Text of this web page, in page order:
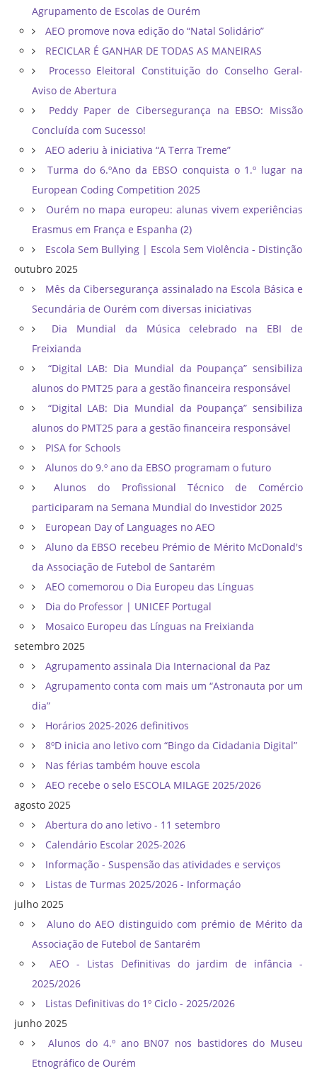
Agrupamento de Escolas de Ourém
AEO promove nova edição do “Natal Solidário”
RECICLAR É GANHAR DE TODAS AS MANEIRAS
Processo Eleitoral Constituição do Conselho Geral-
Aviso de Abertura
Peddy Paper de Cibersegurança na EBSO: Missão
Concluída com Sucesso!
AEO aderiu à iniciativa “A Terra Treme”
Turma do 6.ºAno da EBSO conquista o 1.º lugar na
European Coding Competition 2025
Ourém no mapa europeu: alunas vivem experiências
Erasmus em França e Espanha (2)
Escola Sem Bullying | Escola Sem Violência - Distinção
outubro 2025
Mês da Cibersegurança assinalado na Escola Básica e
Secundária de Ourém com diversas iniciativas
Dia Mundial da Música celebrado na EBI de
Freixianda
“Digital LAB: Dia Mundial da Poupança” sensibiliza
alunos do PMT25 para a gestão financeira responsável
“Digital LAB: Dia Mundial da Poupança” sensibiliza
alunos do PMT25 para a gestão financeira responsável
PISA for Schools
Alunos do 9.º ano da EBSO programam o futuro
Alunos do Profissional Técnico de Comércio
participaram na Semana Mundial do Investidor 2025
European Day of Languages no AEO
Aluno da EBSO recebeu Prémio de Mérito McDonald's
da Associação de Futebol de Santarém
AEO comemorou o Dia Europeu das Línguas
Dia do Professor | UNICEF Portugal
Mosaico Europeu das Línguas na Freixianda
setembro 2025
Agrupamento assinala Dia Internacional da Paz
Agrupamento conta com mais um “Astronauta por um
dia”
Horários 2025-2026 definitivos
8ºD inicia ano letivo com “Bingo da Cidadania Digital”
Nas férias também houve escola
AEO recebe o selo ESCOLA MILAGE 2025/2026
agosto 2025
Abertura do ano letivo - 11 setembro
Calendário Escolar 2025-2026
Informação - Suspensão das atividades e serviços
Listas de Turmas 2025/2026 - Informaçáo
julho 2025
Aluno do AEO distinguido com prémio de Mérito da
Associação de Futebol de Santarém
AEO - Listas Definitivas do jardim de infância -
2025/2026
Listas Definitivas do 1º Ciclo - 2025/2026
junho 2025
Alunos do 4.º ano BN07 nos bastidores do Museu
Etnográfico de Ourém